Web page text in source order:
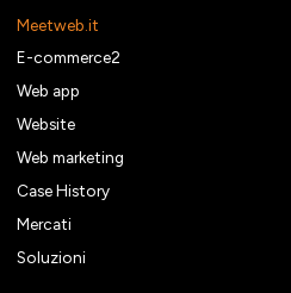
Meetweb.it
E-commerce2
Web app
Website
Web marketing
Case History
Mercati
Soluzioni